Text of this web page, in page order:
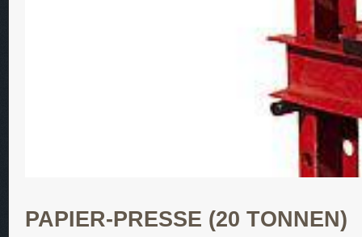
PAPIER-PRESSE (20 TONNEN)